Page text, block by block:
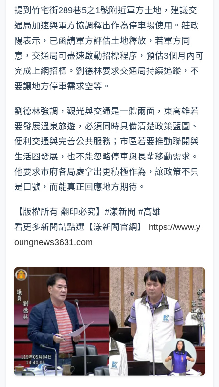
提到竹宅街289巷5之1號附近軍方土地，建議交
通局加速與軍方協調釋出作為停車場使用。莊政
陽表示，已函請軍方評估土地釋放，若軍方同
意，交通局可盡速啟動招標程序，預估3個月內可
完成上網招標。劉德林要求交通局持續追蹤，不
要讓地方停車需求空等。
劉德林強調，觀光與交通是一體兩面，東高雄若
要發展溫泉旅遊，必須同時具備清楚政策藍圖、
便利交通與完善公共服務；市區若要推動聯開與
生活圈發展，也不能忽略停車與長輩移動需求。
他要求市府各局處拿出更積極作為，讓政策不只
是口號，而能真正回應地方期待。
【版權所有 翻印必究】#漾新聞 #高雄
看更多新聞請點選【漾新聞官網】 https://www.y
oungnews3631.com